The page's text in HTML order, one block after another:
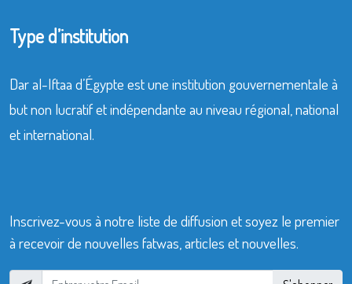
Type d’institution
Dar al-Iftaa d’Égypte est une institution gouvernementale à
but non lucratif et indépendante au niveau régional, national
et international.
Inscrivez-vous à notre liste de diffusion et soyez le premier
à recevoir de nouvelles fatwas, articles et nouvelles.